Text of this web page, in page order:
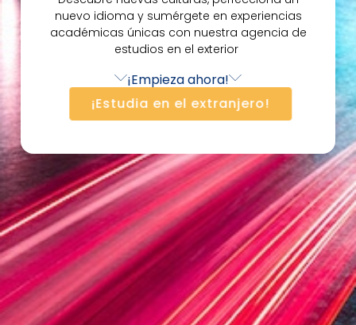
nuevo idioma y sumérgete en experiencias
académicas únicas con nuestra agencia de
estudios en el exterior
¡Empieza ahora!
¡Estudia en el extranjero!